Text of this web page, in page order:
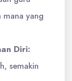
yang
Diri:
semakin